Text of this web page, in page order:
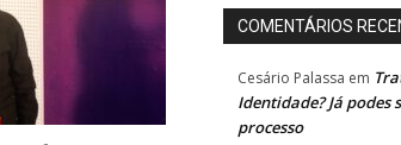
COMENTÁRIOS
Cesário Palassa em
Identidade? Já podes
processo